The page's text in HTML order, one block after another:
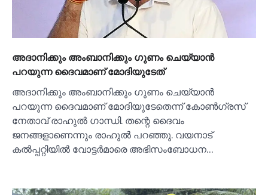
അദാനിക്കും അംബാനിക്കും ഗുണം ചെയ്യാൻ
പറയുന്ന ദൈവമാണ് മോദിയുടേത്
അദാനിക്കും അംബാനിക്കും ഗുണം ചെയ്യാൻ
പറയുന്ന ദൈവമാണ് മോദിയുടേതെന്ന് കോണ്‍ഗ്രസ്
നേതാവ് രാഹുല്‍ ഗാന്ധി. തന്റെ ദൈവം
ജനങ്ങളാണെന്നും രാഹുല്‍ പറഞ്ഞു. വയനാട്
കല്‍പ്പറ്റിയില്‍ വോട്ടർമാരെ അഭിസംബോധന…